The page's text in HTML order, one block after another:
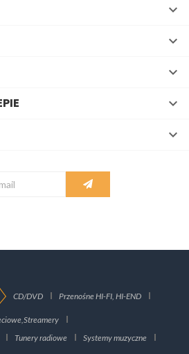





CD/DVD Przenośne HI-FI, HI-END
Tunery radiowe
Systemy muzyczne